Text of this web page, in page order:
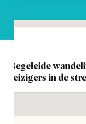
Begeleide
reizigers in de